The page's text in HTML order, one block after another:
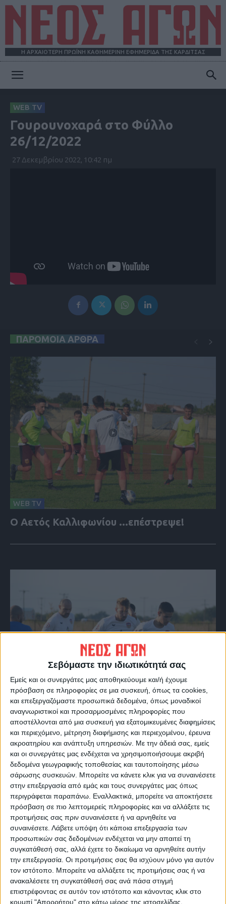
Σεβόμαστε την ιδιωτικότητά σας
Εμείς και οι συνεργάτες μας αποθηκεύουμε και/ή έχουμε
πρόσβαση σε πληροφορίες σε μια συσκευή, όπως τα cookies,
και επεξεργαζόμαστε προσωπικά δεδομένα, όπως μοναδικοί
αναγνωριστικοί και προσαρμοσμένες πληροφορίες που
αποστέλλονται από μια συσκευή για εξατομικευμένες διαφημίσεις
και περιεχόμενο, μέτρηση διαφήμισης και περιεχομένου, έρευνα
ακροατηρίου και ανάπτυξη υπηρεσιών. Με την άδειά σας, εμείς
και οι συνεργάτες μας ενδέχεται να χρησιμοποιήσουμε ακριβή
δεδομένα γεωγραφικής τοποθεσίας και ταυτοποίησης μέσω
σάρωσης συσκευών. Μπορείτε να κάνετε κλικ για να συναινέσετε
στην επεξεργασία από εμάς και τους συνεργάτες μας όπως
περιγράφεται παραπάνω. Εναλλακτικά, μπορείτε να αποκτήσετε
πρόσβαση σε πιο λεπτομερείς πληροφορίες και να αλλάξετε τις
προτιμήσεις σας πριν συναινέσετε ή να αρνηθείτε να
συναινέσετε. Λάβετε υπόψη ότι κάποια επεξεργασία των
προσωπικών σας δεδομένων ενδέχεται να μην απαιτεί τη
συγκατάθεσή σας, αλλά έχετε το δικαίωμα να αρνηθείτε αυτήν
την επεξεργασία. Οι προτιμήσεις σας θα ισχύουν μόνο για αυτόν
τον ιστότοπο. Μπορείτε να αλλάξετε τις προτιμήσεις σας ή να
ανακαλέσετε τη συγκατάθεσή σας ανά πάσα στιγμή
επιστρέφοντας σε αυτόν τον ιστότοπο και κάνοντας κλικ στο
κουμπί "Απορρήτου" στο κάτω μέρος της ιστοσελίδας.
Η ΑΡΧΑΙΟΤΕΡΗ ΠΡΩΪΝΗ ΚΑΘΗΜΕΡΙΝΗ ΕΦΗΜΕΡΙΔΑ ΤΗΣ ΚΑΡΔΙΤΣΑΣ
ΑΓΩΝ
WEB TV
Γουρουνοχαρά στο Φύλλο
26/12/2022
27 Δεκεμβρίου 2022, 10:42 πμ
ΠΑΡΟΜΟΙΑ ΑΡΘΡΑ
WEB TV
Ο Αετός Καλλιφωνίου ...επέστρεψε!
WEB TV
Προετοιμασία Δόξας Μασχολουρίου